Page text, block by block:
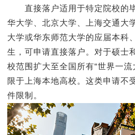
直接落户适用于特定院校的
华大学、北京大学、上海交通大
大学或华东师范大学的应届本科
生，可申请直接落户。对于硕士
校范围扩大至全国所有“世界一流
限于上海本地高校。这类申请不
件限制。